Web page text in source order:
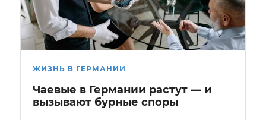
ЖИЗНЬ В ГЕРМАНИИ
Чаевые в Германии растут — и
вызывают бурные споры